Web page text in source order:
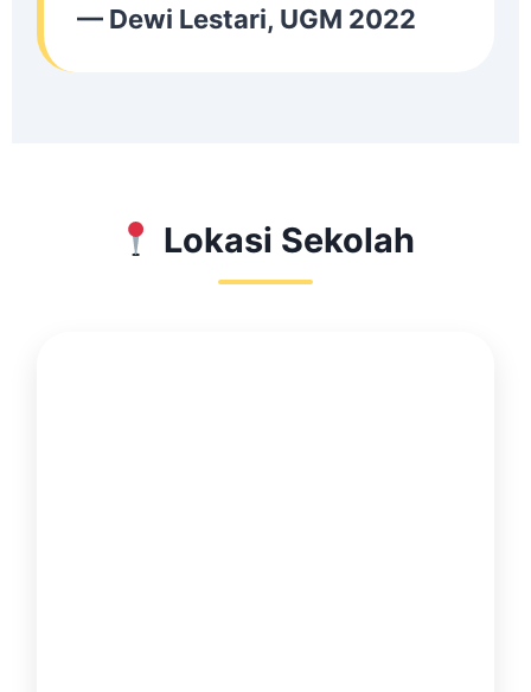
— Dewi Lestari, UGM 2022
Lokasi Sekolah